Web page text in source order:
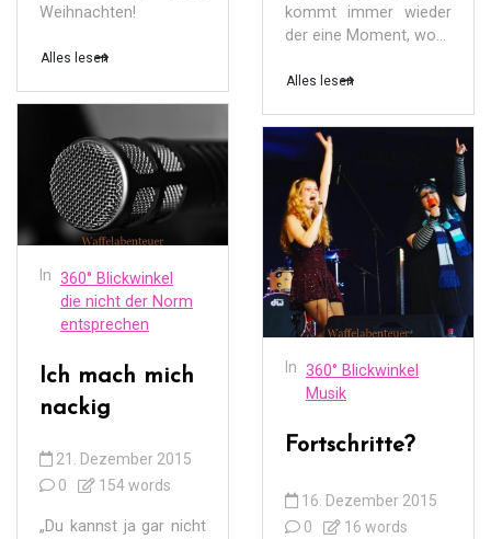
Weihnachten!
Alles lesen
In 360° Blickwinkel
die nicht der Norm
entsprechen
Ich mach mich
nackig
21. Dezember 2015
0
154 words
„Du kannst ja gar nicht
kommt immer wieder
der eine Moment, wo...
Alles lesen
In 360° Blickwinkel
Musik
Fortschritte?
16. Dezember 2015
0
16 words